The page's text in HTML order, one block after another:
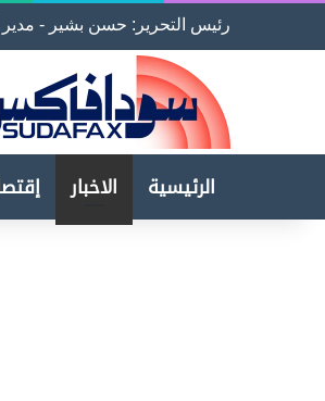
رئيس التحرير: حسن بشير -
الرئيسية الاخبار